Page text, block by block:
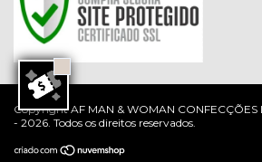
Copyright AF MAN & WOMAN
- 2026. Todos os direitos reservados.